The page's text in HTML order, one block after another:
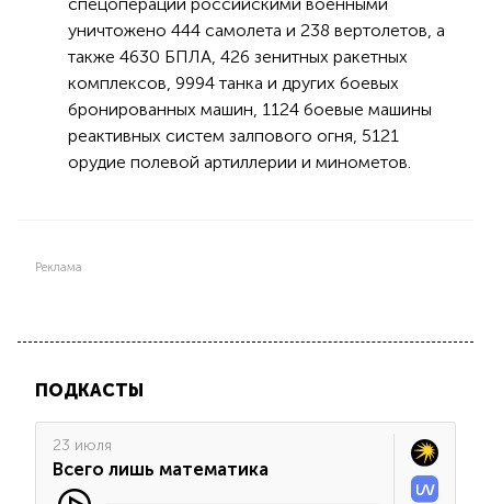
уничтожено 444 самолета и 238 вертолетов, а
также 4630 БПЛА, 426 зенитных ракетных
комплексов, 9994 танка и других боевых
бронированных машин, 1124 боевые машины
реактивных систем залпового огня, 5121
орудие полевой артиллерии и минометов.
Реклама
ПОДКАСТЫ
23 июля
Всего лишь математика